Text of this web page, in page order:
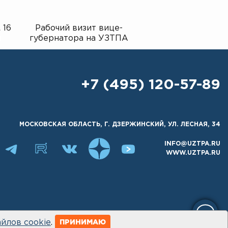
Рабочий визит вице-
губернатора на УЗТПА
+7 (495) 120-57-89
МОСКОВСКАЯ ОБЛАСТЬ, Г. ДЗЕРЖИНСКИЙ, УЛ. ЛЕСНАЯ, 34
INFO@UZTPA.RU
WWW.UZTPA.RU
cookie. ПРИНИМАЮ